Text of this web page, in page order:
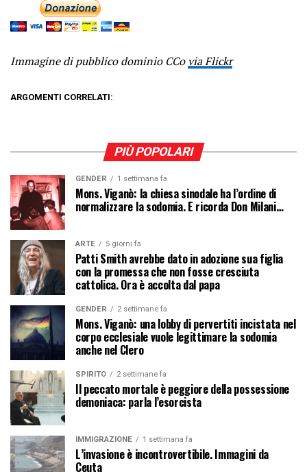
Immagine di pubblico dominio CCovia Flickr
ARGOMENTI CORRELATI:
PIÙ POPOLARI
GENDER 1 settimana fa
Mons. Viganò: la chiesa sinodale ha l’ordine di
normalizzare la sodomia. E ricorda Don Milani…
ARTE 5 giorni fa
Patti Smith avrebbe dato in adozione sua figlia
con la promessa che non fosse cresciuta
cattolica. Ora è accolta dal papa
GENDER 2 settimane fa
Mons. Viganò: una lobby di pervertiti incistata nel
corpo ecclesiale vuole legittimare la sodomia
anche nel Clero
SPIRITO 2 settimane fa
Il peccato mortale è peggiore della possessione
demoniaca: parla l’esorcista
IMMIGRAZIONE 1 settimana fa
L’invasione è incontrovertibile. Immagini da
Ceuta